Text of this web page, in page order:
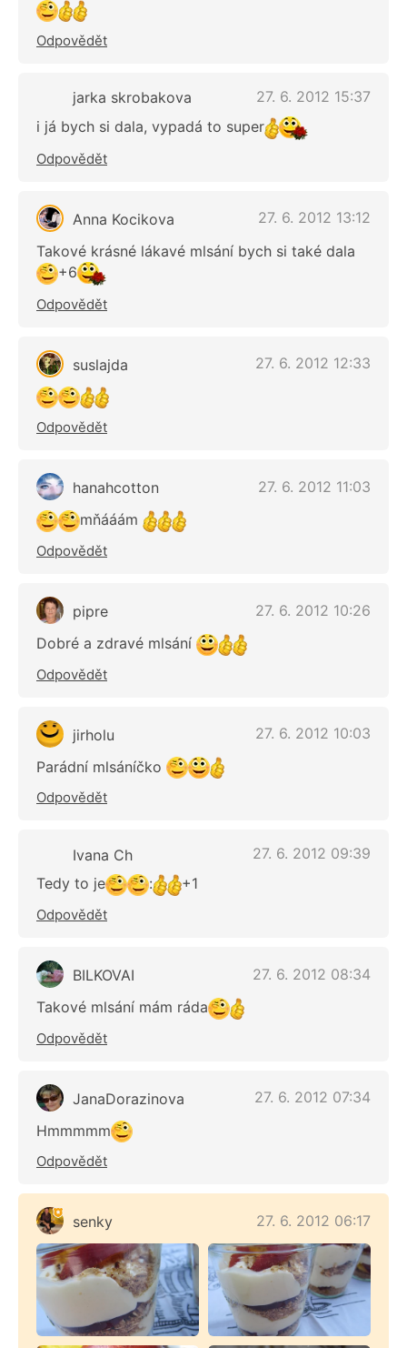
Odpovědět
jarka skrobakova
27. 6. 2012 15:37
i já bych si dala, vypadá to super
Odpovědět
Anna Kocikova
27. 6. 2012 13:12
Takové krásné lákavé mlsání bych si také dala
+6
Odpovědět
suslajda 27. 6. 2012 12:33
Odpovědět
hanahcotton
27. 6. 2012 11:03
mňááám
Odpovědět
pipre
27. 6. 2012 10:26
Dobré a zdravé mlsání
Odpovědět
jirholu
27. 6. 2012 10:03
Parádní mlsáníčko
Odpovědět
Ivana Ch
27. 6. 2012 09:39
Tedy to je
: +1
Odpovědět
BILKOVAI
27. 6. 2012 08:34
Takové mlsání mám ráda
Odpovědět
JanaDorazinova
27. 6. 2012 07:34
Hmmmmm
Odpovědět
senky 27. 6. 2012 06:17